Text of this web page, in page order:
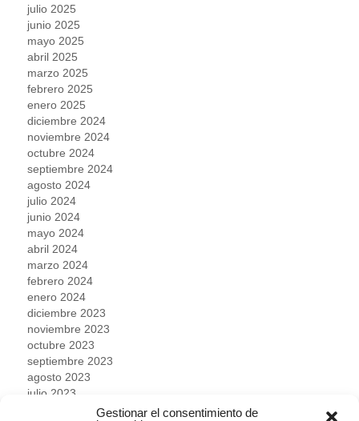
Gestionar el consentimiento de
julio 2025
junio 2025
mayo 2025
abril 2025
marzo 2025
febrero 2025
enero 2025
diciembre 2024
noviembre 2024
octubre 2024
septiembre 2024
agosto 2024
julio 2024
junio 2024
mayo 2024
abril 2024
marzo 2024
febrero 2024
enero 2024
diciembre 2023
noviembre 2023
octubre 2023
septiembre 2023
agosto 2023
julio 2023